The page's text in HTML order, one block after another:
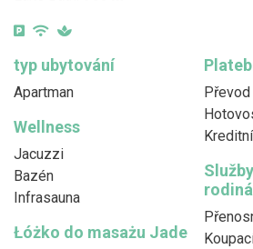
typ ubytování
Apartman
Wellness
Jacuzzi
Bazén
Infrasauna
Łóżko do masażu Jade